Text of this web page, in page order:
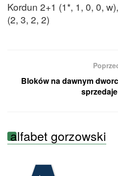
Kordun 2+1 (1*, 1, 0, 0,
(2, 3, 2, 2)
Bloków na dawnym
alfabet gorzowski